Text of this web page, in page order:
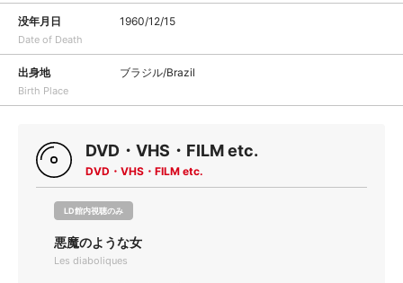
没年月日
Date of Death
1960/12/15
出身地
Birth Place
ブラジル/Brazil
DVD・VHS・FILM etc.
DVD・VHS・FILM etc.
LD館内視聴のみ
悪魔のような女
Les diaboliques